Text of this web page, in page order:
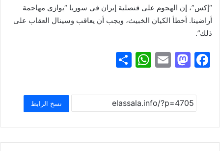
“إكس”، إن الهجوم على قنصلية إيران في سوريا “يوازي مهاجمة
أراضينا. أخطأ الكيان الخبيث، ويجب أن يعاقب وسينال العقاب على
ذلك”.
F
c
e
b
o
M
st
o
d
o
E
ai
l
W
at
s
A
p
ar
e
نسخ الرابط